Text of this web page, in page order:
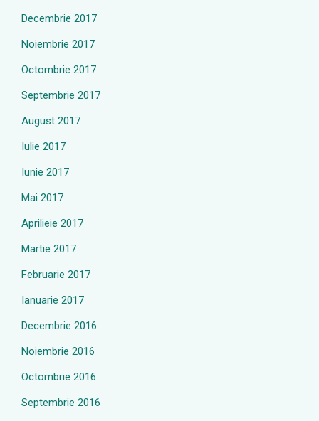
Decembrie 2017
Noiembrie 2017
Octombrie 2017
Septembrie 2017
August 2017
Iulie 2017
Iunie 2017
Mai 2017
Aprilieie 2017
Martie 2017
Februarie 2017
Ianuarie 2017
Decembrie 2016
Noiembrie 2016
Octombrie 2016
Septembrie 2016